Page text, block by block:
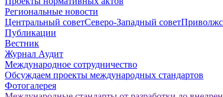
Региональные новости
Центральный советСеверо-Западный совет
Публикации
Вестник
Журнал Аудит
Международное сотрудничество
Обсуждаем проекты международных стандартов
Фотогалерея